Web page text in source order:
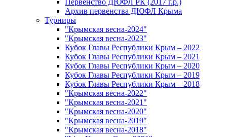
Первенство ДЮФЛ РК (2017 г.р.)
Архив первенства ДЮФЛ Крыма
Турниры
"Крымская весна-2024"
"Крымская весна-2023"
Кубок Главы Республики Крым – 2022
Кубок Главы Республики Крым – 2021
Кубок Главы Республики Крым – 2020
Кубок Главы Республики Крым – 2019
Кубок Главы Республики Крым – 2018
"Крымская весна-2022"
"Крымская весна-2021"
"Крымская весна-2020"
"Крымская весна-2019"
"Крымская весна-2018"